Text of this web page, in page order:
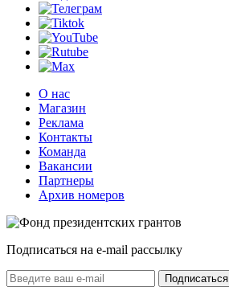
О нас
Магазин
Реклама
Контакты
Команда
Вакансии
Партнеры
Архив номеров
Подписаться на e-mail рассылку
Подписаться